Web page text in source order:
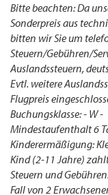
Bitte beachten: Da
Sonderpreis aus
bitten wir Sie um
Steuern/Gebühren/
Auslandssteuern,
Evtl. weitere
Flugpreis
Buchungsklasse: - W -
Mindestaufenthalt 6
Kinderermäßigung:
Kind (2-11 Jahre)
Steuern und
Fall von 2